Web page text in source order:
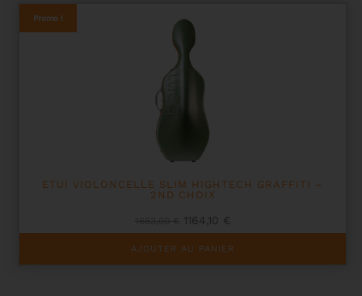
Promo !
ETUI VIOLONCELLE SLIM HIGHTECH GRAFFITI –
2ND CHOIX
Le
prix
initial
1164,10 €
prix
actuel
AJOUTER AU PANIER